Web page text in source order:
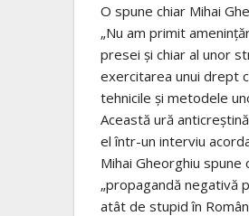
O spune chiar Mihai
„Nu am primit
presei și chiar al unor
exercitarea unui drept
tehnicile și metodele
Această ură
el într-un interviu
Mihai Gheorghiu
„propagandă negativă
atât de stupid în